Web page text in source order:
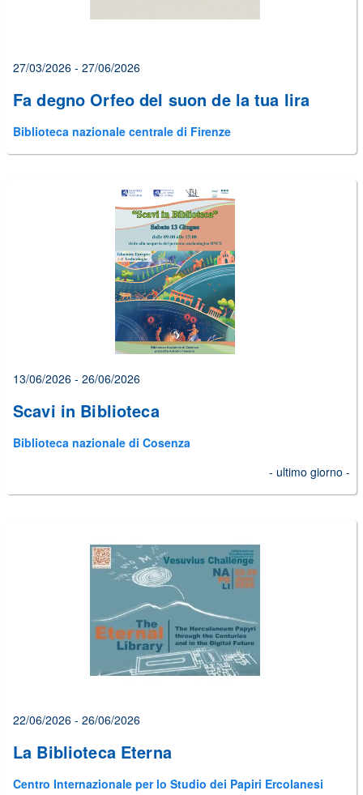
27/03/2026 - 27/06/2026
Fa degno Orfeo del suon de la tua lira
Biblioteca nazionale centrale di Firenze
13/06/2026 - 26/06/2026
Scavi in Biblioteca
Biblioteca nazionale di Cosenza
- ultimo giorno -
22/06/2026 - 26/06/2026
La Biblioteca Eterna
Centro Internazionale per lo Studio dei Papiri Ercolanesi